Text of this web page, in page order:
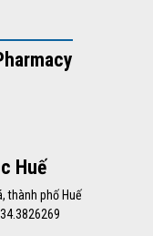
Huế
thành phố Huế